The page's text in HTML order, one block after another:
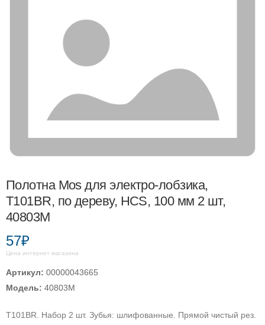
Полотна Mos для электро-лобзика,
T101BR, по дереву, HCS, 100 мм 2 шт,
40803М
57₽
Цена интернет магазина
Артикул: 00000043665
Модель: 40803М
T101BR. Набор 2 шт. Зубья: шлифованные. Прямой чистый рез.